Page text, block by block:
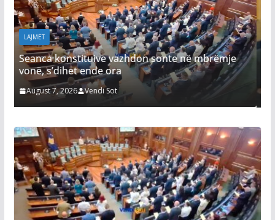
mbrëmje
LAJMET
Abdixhiku pas takimit me Kurtin: Jemi
larg marrëveshjes